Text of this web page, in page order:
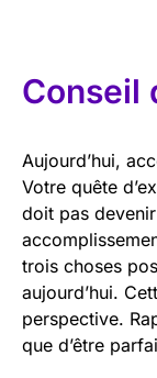
Conseil
Aujourd’hui,
Votre quête
doit pas
trois choses
aujourd’hui.
perspective.
que d’être